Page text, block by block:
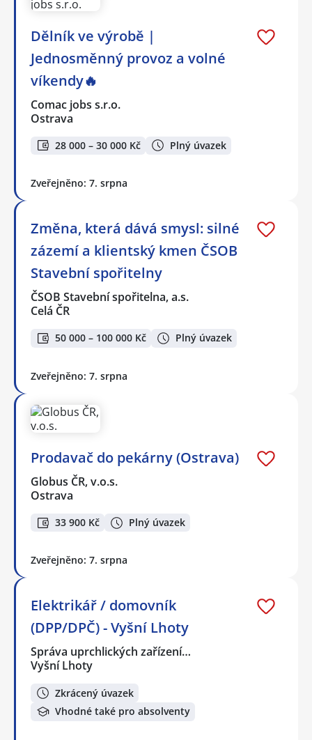
Dělník ve výrobě |
Jednosměnný provoz a volné
víkendy🔥
Comac jobs s.r.o.
Ostrava
28 000 – 30 000 Kč Plný úvazek
Zveřejněno: 7. srpna
Změna, která dává smysl: silné
zázemí a klientský kmen ČSOB
Stavební spořitelny
ČSOB Stavební spořitelna, a.s.
Celá ČR
50 000 – 100 000 Kč Plný úvazek
Zveřejněno: 7. srpna
Prodavač do pekárny (Ostrava)
Globus ČR, v.o.s.
Ostrava
33 900 Kč Plný úvazek
Zveřejněno: 7. srpna
Elektrikář / domovník
(DPP/DPČ) - Vyšní Lhoty
Správa uprchlických zařízení…
Vyšní Lhoty
Zkrácený úvazek
Vhodné také pro absolventy